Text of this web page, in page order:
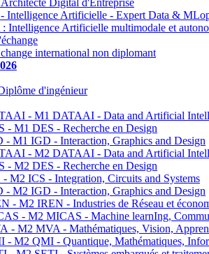
Digital d'Entreprise
Intelligence Artificielle - Expert Data &
Intelligence Artificielle multimodale et
international non diplomant
d'ingénieur
- M1 DATAAI - Data and Artificial
- M1 DES - Recherche en Design
- M1 IGD - Interaction, Graphics and Design
- M2 DATAAI - Data and Artificial
- M2 DES - Recherche en Design
M2 ICS - Integration, Circuits and Systems
- M2 IGD - Interaction, Graphics and Design
- M2 IREN - Industries de Réseau et
- M2 MICAS - Machine learnIng,
- M2 MVA - Mathématiques, Vision,
- M2 QMI - Quantique, Mathématiques,